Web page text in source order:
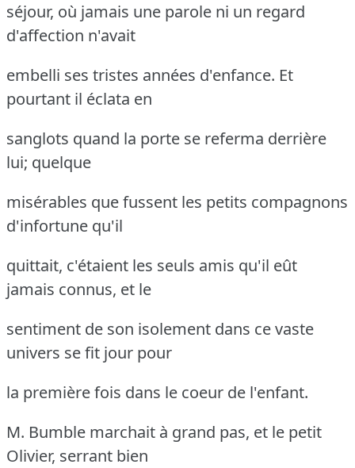
séjour, où jamais une parole ni un regard
d'affection n'avait
embelli ses tristes années d'enfance. Et
pourtant il éclata en
sanglots quand la porte se referma derrière
lui; quelque
misérables que fussent les petits compagnons
d'infortune qu'il
quittait, c'étaient les seuls amis qu'il eût
jamais connus, et le
sentiment de son isolement dans ce vaste
univers se fit jour pour
la première fois dans le coeur de l'enfant.
M. Bumble marchait à grand pas, et le petit
Olivier, serrant bien